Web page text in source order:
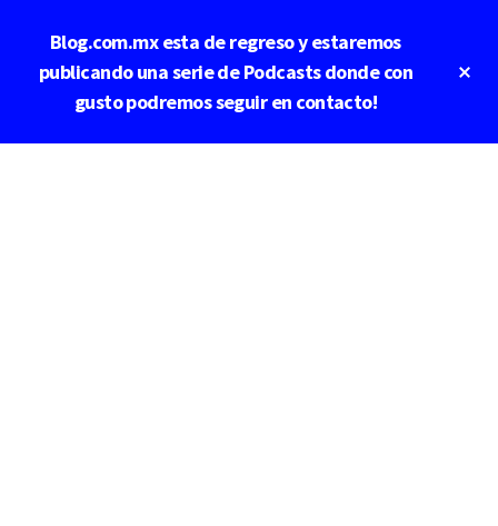
contenido
principal
Blog.com.mx esta de regreso y estaremos
publicando una serie de Podcasts donde con
gusto podremos seguir en contacto!